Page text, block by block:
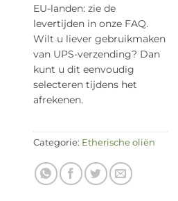
EU-landen: zie de
levertijden in onze FAQ.
Wilt u liever gebruikmaken
van UPS-verzending? Dan
kunt u dit eenvoudig
selecteren tijdens het
afrekenen.
Categorie: Etherische oliën